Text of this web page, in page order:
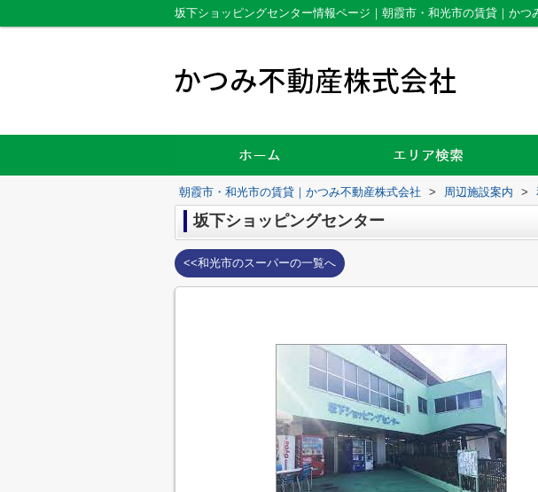
坂下ショッピングセンター情報ページ｜朝霞市・和光市の賃貸｜かつ
朝霞市・和光市の賃貸｜かつみ不動産株式会社 > 周辺施設案内 >
坂下ショッピングセンター
<<和光市のスーパーの一覧へ